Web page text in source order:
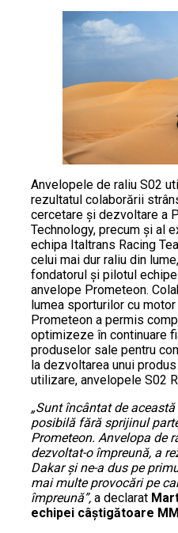
Anvelopele de raliu S02
rezultatul colaborării
cercetare și dezvoltare a
Technology, precum și al
echipa Italtrans Racing
celui mai dur raliu din
fondatorul și pilotul
anvelope Prometeon.
lumea sporturilor cu
Prometeon a permis
optimizeze în continuare
produselor sale pentru
la dezvoltarea unui
utilizare, anvelopele S02
„Sunt încântat de
posibilă fără sprijinul
Prometeon. Anvelopa de
dezvoltat-o împreună, a
Dakar și ne-a dus pe
mai multe provocări pe
împreună”, a declarat
echipei câștigătoare